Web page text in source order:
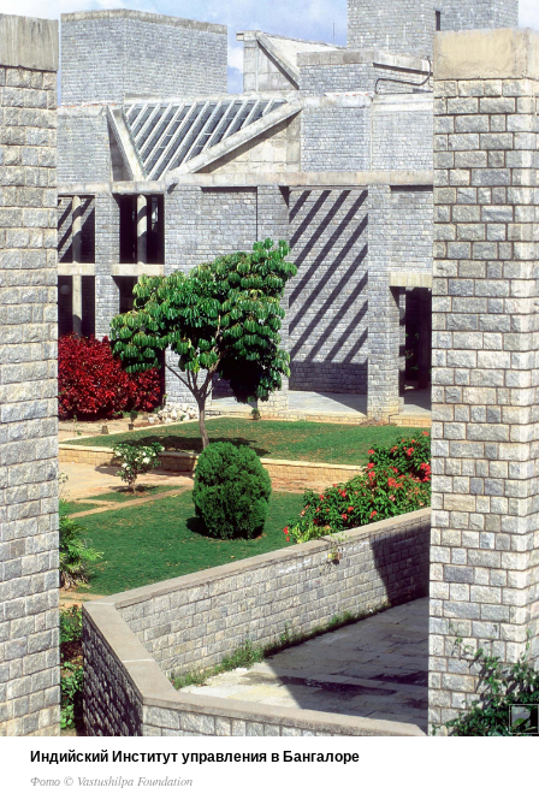
Индийский Институт управления в Бангалоре
Фото © Vastushilpa Foundation